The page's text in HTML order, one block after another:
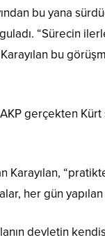
bu yana
“Sürecin
bu
AKP gerçekten
Karayılan,
her gün
devletin